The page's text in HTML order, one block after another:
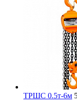
ТРШС 0.5т-6м